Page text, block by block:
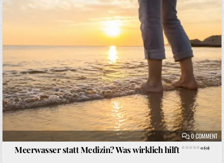
0 COMMENT
Meerwasser statt Medizin? Was wirklich hilft 0 (0)